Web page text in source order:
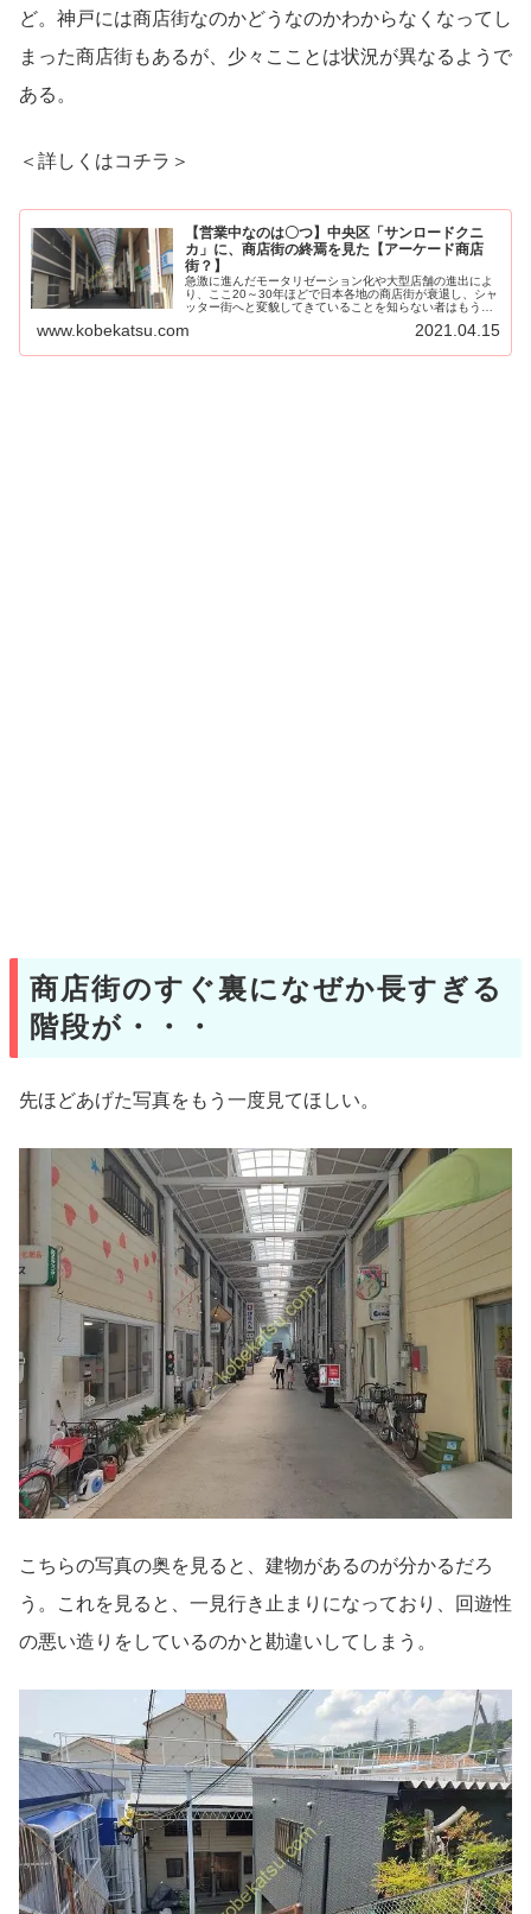
ど。神戸には商店街なのかどうなのかわからなくなってし
まった商店街もあるが、少々こことは状況が異なるようで
ある。
＜詳しくはコチラ＞
【営業中なのは〇つ】中央区「サンロードクニ
カ」に、商店街の終焉を見た【アーケード商店
街？】
急激に進んだモータリゼーション化や大型店舗の進出によ
り、ここ20～30年ほどで日本各地の商店街が衰退し、シャ
ッター街へと変貌してきていることを知らない者はもうい
www.kobekatsu.com 2021.04.15
商店街のすぐ裏になぜか長すぎる
階段が・・・
先ほどあげた写真をもう一度見てほしい。
こちらの写真の奥を見ると、建物があるのが分かるだろ
う。これを見ると、一見行き止まりになっており、回遊性
の悪い造りをしているのかと勘違いしてしまう。